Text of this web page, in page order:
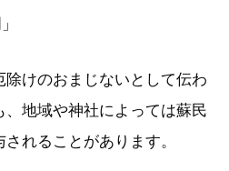
除けのおまじないとして伝わ
、地域や神社によっては蘇民
れることがあります。